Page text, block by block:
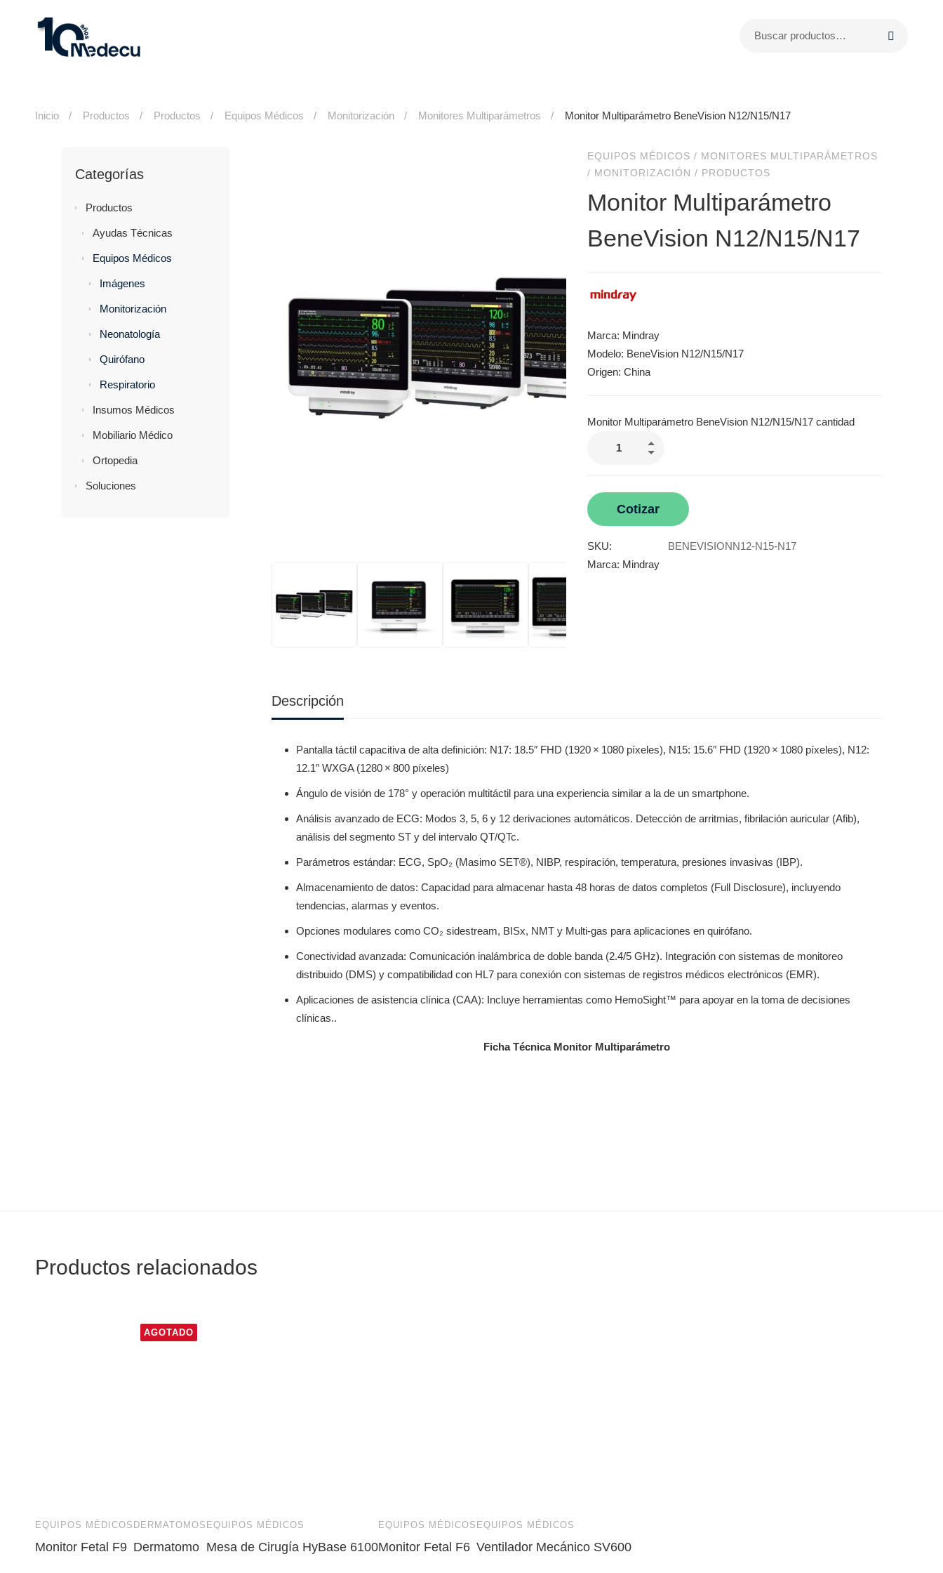
Inicio Productos Productos Equipos Médicos Monitorización Monitores Multiparámetros Monitor Multiparámetro BeneVision N12/N15/N17
Categorías
Productos
Ayudas Técnicas
Equipos Médicos
Imágenes
Monitorización
Neonatología
Quirófano
Respiratorio
Insumos Médicos
Mobiliario Médico
Ortopedia
Soluciones
EQUIPOS MÉDICOS / MONITORES MULTIPARÁMETROS
/ MONITORIZACIÓN / PRODUCTOS
Monitor Multiparámetro
BeneVision N12/N15/N17
Marca: Mindray
Modelo: BeneVision N12/N15/N17
Origen: China
Monitor Multiparámetro BeneVision N12/N15/N17 cantidad
Cotizar
SKU:
BENEVISIONN12-N15-N17
Marca: Mindray
Descripción
Pantalla táctil capacitiva de alta definición: N17: 18.5″ FHD (1920 × 1080 píxeles), N15: 15.6″ FHD (1920 × 1080 píxeles), N12:
12.1″ WXGA (1280 × 800 píxeles)
Ángulo de visión de 178° y operación multitáctil para una experiencia similar a la de un smartphone.
Análisis avanzado de ECG: Modos 3, 5, 6 y 12 derivaciones automáticos. Detección de arritmias, fibrilación auricular (Afib),
análisis del segmento ST y del intervalo QT/QTc.
Parámetros estándar: ECG, SpO₂ (Masimo SET®), NIBP, respiración, temperatura, presiones invasivas (IBP).
Almacenamiento de datos: Capacidad para almacenar hasta 48 horas de datos completos (Full Disclosure), incluyendo
tendencias, alarmas y eventos.
Opciones modulares como CO₂ sidestream, BISx, NMT y Multi-gas para aplicaciones en quirófano.
Conectividad avanzada: Comunicación inalámbrica de doble banda (2.4/5 GHz). Integración con sistemas de monitoreo
distribuido (DMS) y compatibilidad con HL7 para conexión con sistemas de registros médicos electrónicos (EMR).
Aplicaciones de asistencia clínica (CAA): Incluye herramientas como HemoSight™ para apoyar en la toma de decisiones
clínicas..
Ficha Técnica Monitor Multiparámetro
Productos relacionados
EQUIPOS MÉDICOS
Monitor Fetal F9
AGOTADO
DERMATOMOS
Dermatomo
EQUIPOS MÉDICOS
Mesa de Cirugía HyBase 6100
EQUIPOS MÉDICOS
Monitor Fetal F6
EQUIPOS MÉDICOS
Ventilador Mecánico SV600